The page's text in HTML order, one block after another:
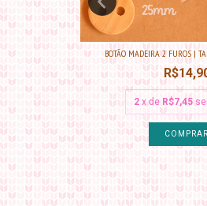
BOTÃO MADEIRA 2 FUROS |
2 x de R$7,45
COMPRAR